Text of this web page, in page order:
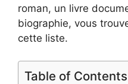
roman, un livre
biographie, vous
cette liste.
Table of Contents